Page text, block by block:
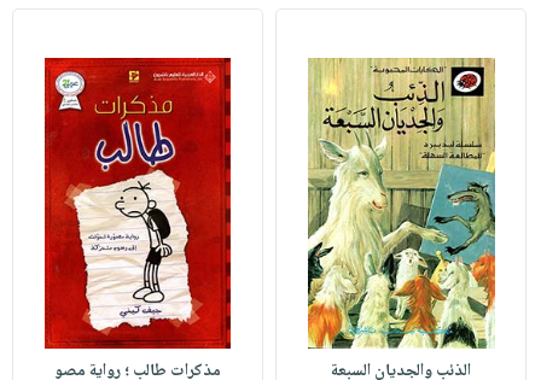
الذئب والجديان السبعة مذكرات طالب ؛ رواية مصو